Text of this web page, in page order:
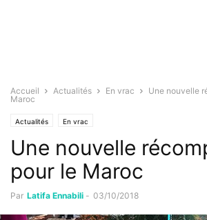
Accueil Actualités En vrac
Une nouvelle
Maroc
Actualités En vrac
Une nouvelle
pour le Maroc
Par Latifa Ennabili - 03/10/2018